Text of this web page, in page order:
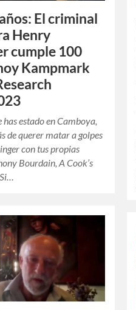
El criminal
Henry
cumple 100
Kampmark
has estado en Camboya,
de querer matar a golpes
con tus propias
Bourdain, A Cook’s